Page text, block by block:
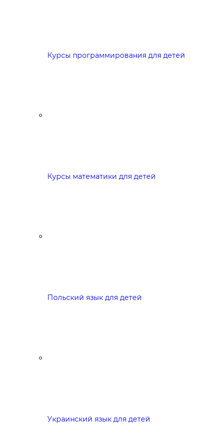
Курсы программирования для детей
Курсы математики для детей
Польский язык для детей
Украинский язык для детей